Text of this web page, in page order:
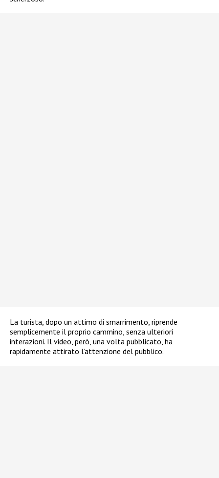
La turista, dopo un attimo di smarrimento, riprende
semplicemente il proprio cammino, senza ulteriori
interazioni. Il video, però, una volta pubblicato, ha
rapidamente attirato l’attenzione del pubblico.